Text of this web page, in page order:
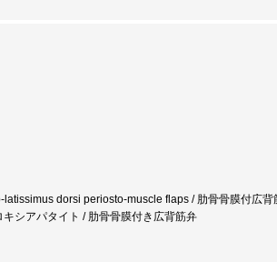
dorsi periosto-muscle flaps / 肋骨骨膜付広背
シアパタイト / 肋骨骨膜付き広背筋弁